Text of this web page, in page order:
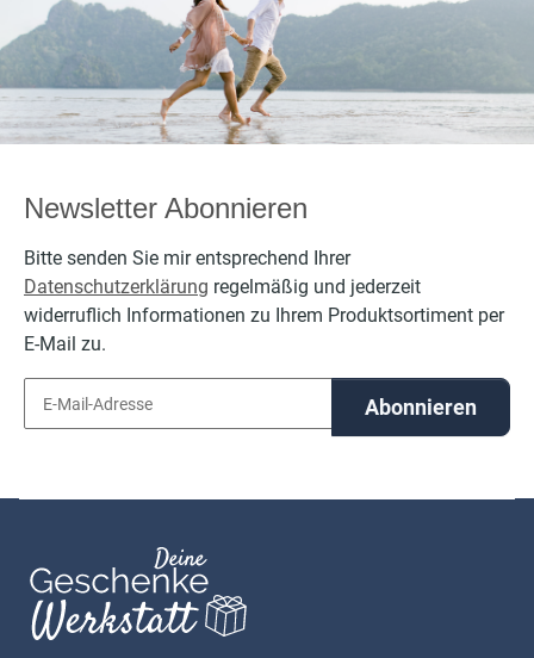
bestickt
personalisierbar
mit Namen
bestickt
personalisierbar
mit Namen
Newsletter Abonnieren
Bitte senden Sie mir entsprechend Ihrer
Datenschutzerklärung regelmäßig und jederzeit
widerruflich Informationen zu Ihrem Produktsortiment per
E-Mail zu.
Abonnieren